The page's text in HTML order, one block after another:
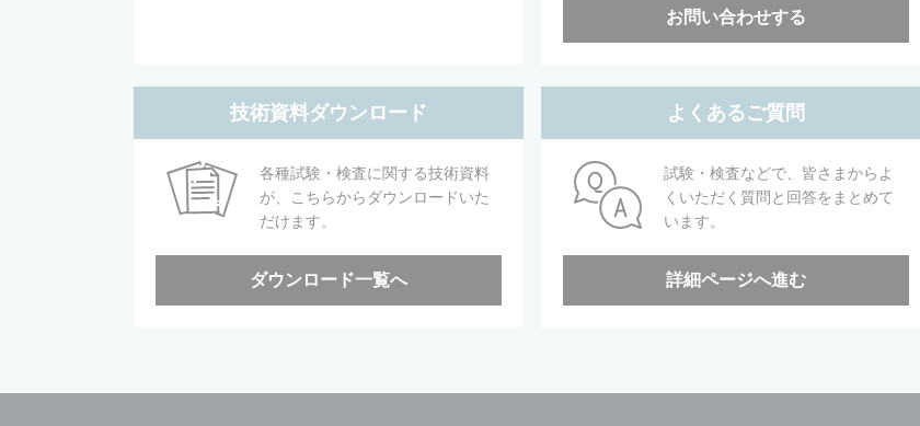
お問い合わせする
技術資料ダウンロード
各種試験・検査に関する技術資料
が、こちらからダウンロードいた
だけます。
ダウンロード一覧へ
よくあるご質問
試験・検査などで、皆さまからよ
くいただく質問と回答をまとめて
います。
詳細ページへ進む